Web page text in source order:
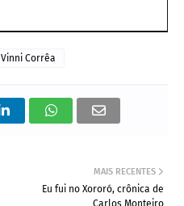
Vinni Corrêa
MAIS RECENTES
Eu fui no Xororó, crônica de
Carlos Monteiro